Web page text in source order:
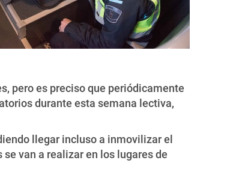
pero es preciso que periódicamente
durante esta semana lectiva,
llegar incluso a inmovilizar el
van a realizar en los lugares de